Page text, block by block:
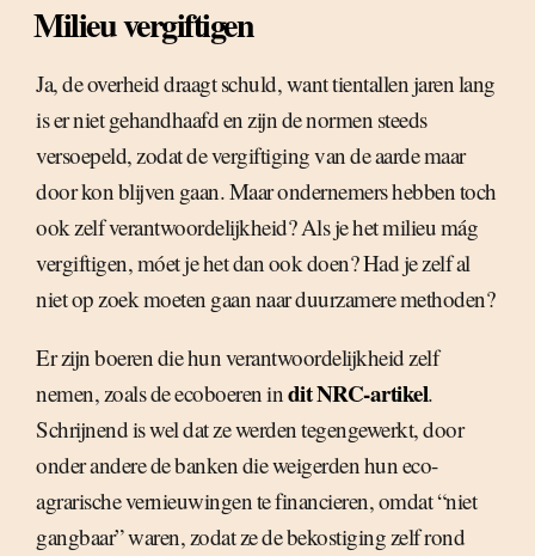
Milieu vergiftigen
Ja, de overheid draagt schuld, want tientallen jaren lang
is er niet gehandhaafd en zijn de normen steeds
versoepeld, zodat de vergiftiging van de aarde maar
door kon blijven gaan. Maar ondernemers hebben toch
ook zelf verantwoordelijkheid? Als je het milieu mág
vergiftigen, móet je het dan ook doen? Had je zelf al
niet op zoek moeten gaan naar duurzamere methoden?
Er zijn boeren die hun verantwoordelijkheid zelf
nemen, zoals de ecoboeren indit NRC-artikel.
Schrijnend is wel dat ze werden tegengewerkt, door
onder andere de banken die weigerden hun eco-
agrarische vernieuwingen te financieren, omdat “niet
gangbaar” waren, zodat ze de bekostiging zelf rond